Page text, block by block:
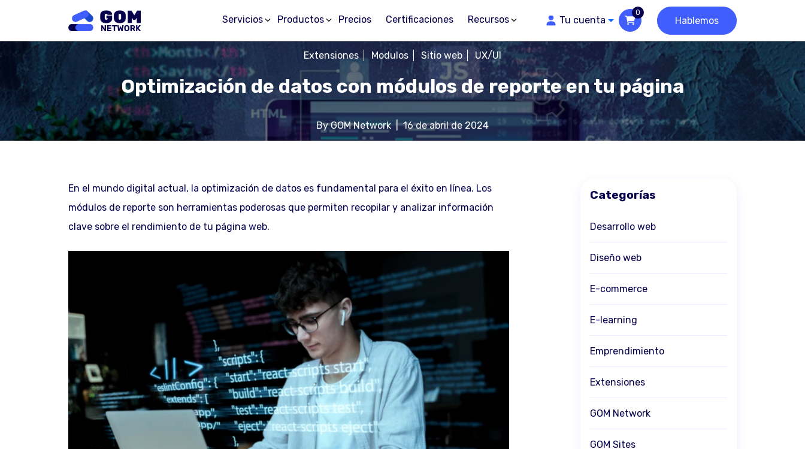
Servicios Productos Precios Certificaciones Recursos Tu cuenta
0
Hablemos
Optimización de datos con módulos de reporte en tu página
Extensiones Modulos Sitio web UX/UI
ByGOM Network | 16 de abril de 2024
En el mundo digital actual, la optimización de datos es fundamental para el éxito en línea. Los
módulos de reporte son herramientas poderosas que permiten recopilar y analizar información
clave sobre el rendimiento de tu página web.
Categorías
Desarrollo web
Diseño web
E-commerce
E-learning
Emprendimiento
Extensiones
GOM Network
GOM Sites